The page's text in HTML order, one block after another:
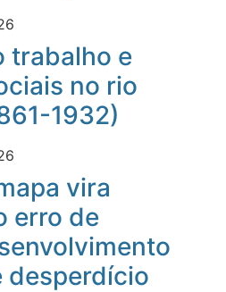
trabalho e
no rio
1932)
vira
erro de
desperdício